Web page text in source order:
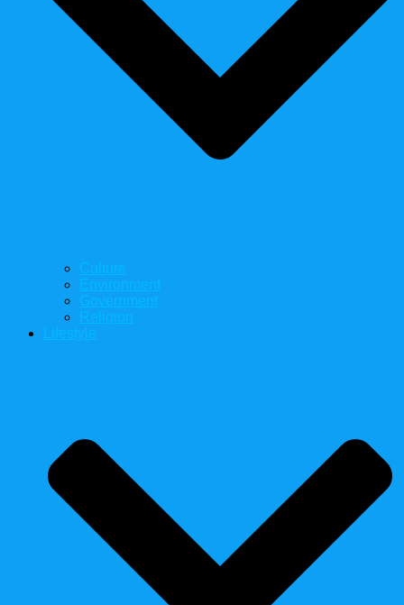
Culture
Environment
Government
Religion
Lifestyle